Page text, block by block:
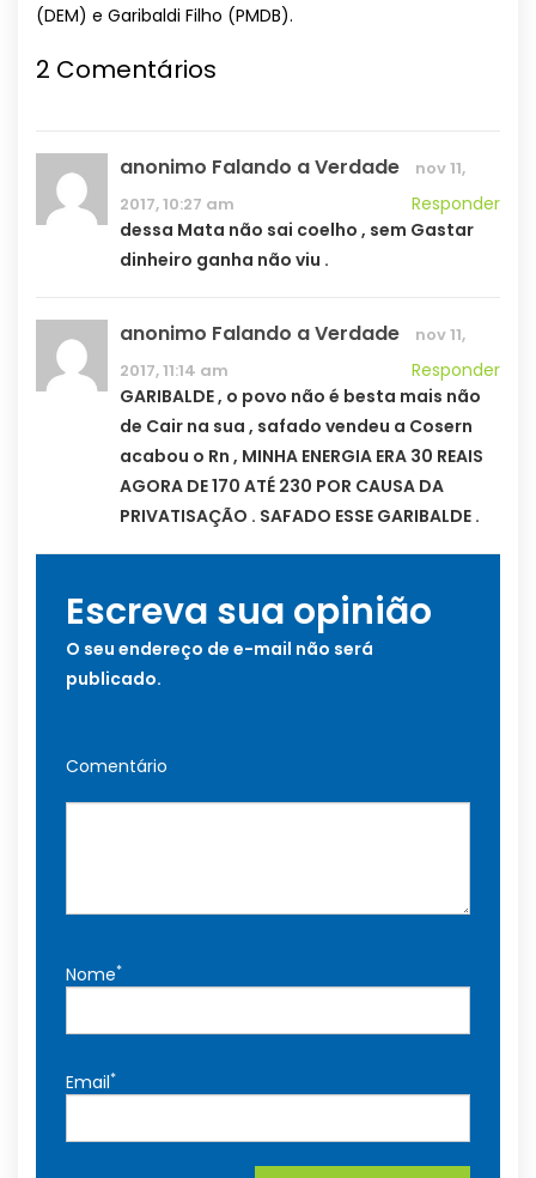
(DEM) e Garibaldi Filho (PMDB).
2 Comentários
anonimo Falando a Verdade
nov 11,
2017, 10:27 am
Responder
dessa Mata não sai coelho , sem Gastar
dinheiro ganha não viu .
anonimo Falando a Verdade
nov 11,
2017, 11:14 am
Responder
GARIBALDE , o povo não é besta mais não
de Cair na sua , safado vendeu a Cosern
acabou o Rn , MINHA ENERGIA ERA 30 REAIS
AGORA DE 170 ATÉ 230 POR CAUSA DA
PRIVATISAÇÃO . SAFADO ESSE GARIBALDE .
Escreva sua opinião
O seu endereço de e-mail não será
publicado.
Comentário
Nome*
Email*